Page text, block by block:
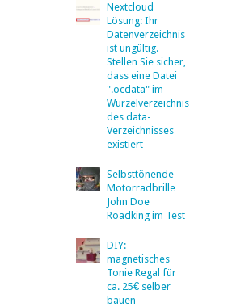
Nextcloud
Lösung: Ihr
Datenverzeichnis
ist ungültig.
Stellen Sie sicher,
dass eine Datei
".ocdata" im
Wurzelverzeichnis
des data-
Verzeichnisses
existiert
Selbsttönende
Motorradbrille
John Doe
Roadking im Test
DIY:
magnetisches
Tonie Regal für
ca. 25€ selber
bauen